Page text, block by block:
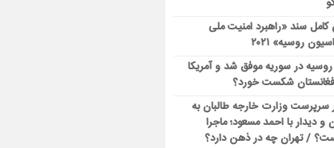
سند «راهبرد امنیت ملی
روسیه» ۲۰۲۱
در سوریه موفق شد و آمریکا
شکست خورد؟
سرپرست وزارت خارجه طالبان به
و دیدار با احمد مسعود؛ ماجرا
/ تهران چه در ذهن دارد؟